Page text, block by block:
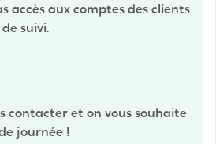
accès aux comptes des clients
suivi.
contacter et on vous souhaite
journée !